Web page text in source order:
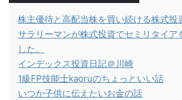
株主優待と高配当株を買い続ける株式投
サラリーマンが株式投資でセミリタイア
した。
インデックス投資日記＠川崎
1級FP技能士kaoruのちょっといい話
いつか子供に伝えたいお金の話